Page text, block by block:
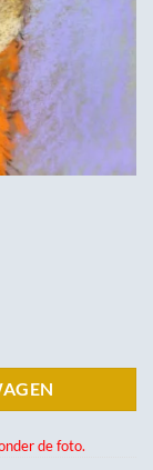
de foto.